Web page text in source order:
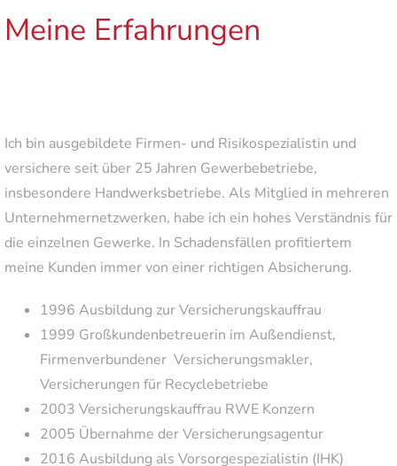
Meine Erfahrungen
Ich bin ausgebildete Firmen- und Risikospezialistin und
versichere seit über 25 Jahren Gewerbebetriebe,
insbesondere Handwerksbetriebe. Als Mitglied in mehreren
Unternehmernetzwerken, habe ich ein hohes Verständnis für
die einzelnen Gewerke. In Schadensfällen profitiertem
meine Kunden immer von einer richtigen Absicherung.
1996 Ausbildung zur Versicherungskauffrau
1999 Großkundenbetreuerin im Außendienst,
Firmenverbundener Versicherungsmakler,
Versicherungen für Recyclebetriebe
2003 Versicherungskauffrau RWE Konzern
2005 Übernahme der Versicherungsagentur
2016 Ausbildung als Vorsorgespezialistin (IHK)